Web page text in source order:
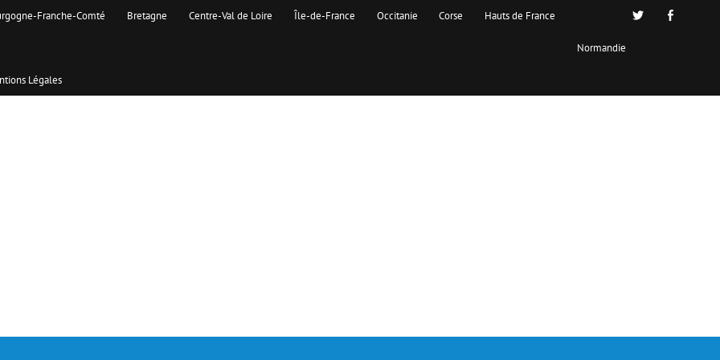
Franche-Comté Bretagne Centre-Val de Loire Île-de-France Occitanie Corse Hauts de France
Normandie
Légales